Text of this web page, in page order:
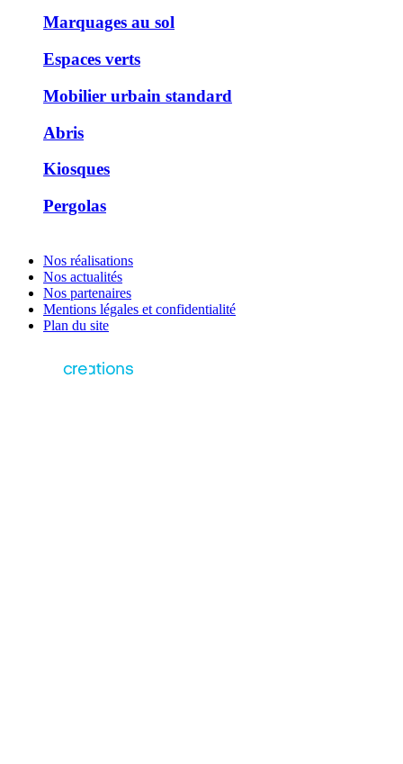
Marquages au sol
Espaces verts
Mobilier urbain standard
Abris
Kiosques
Pergolas
Nos réalisations
Nos actualités
Nos partenaires
Mentions légales et confidentialité
Plan du site